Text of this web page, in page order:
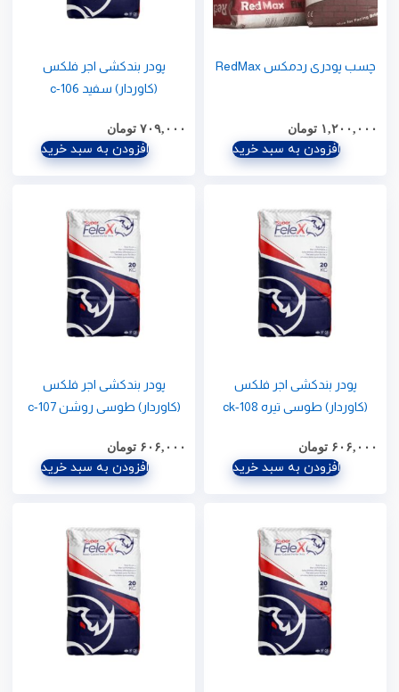
چسب پودری ردمکس RedMax
۱,۲۰۰,۰۰۰ تومان
افزودن به سبد خرید
پودر بندکشی اجر فلکس
(کاوردار) سفید c-106
۷۰۹,۰۰۰ تومان
افزودن به سبد خرید
پودر بندکشی اجر فلکس
(کاوردار) طوسی تیره ck-108
۶۰۶,۰۰۰ تومان
افزودن به سبد خرید
پودر بندکشی اجر فلکس
(کاوردار) طوسی روشن c-107
۶۰۶,۰۰۰ تومان
افزودن به سبد خرید